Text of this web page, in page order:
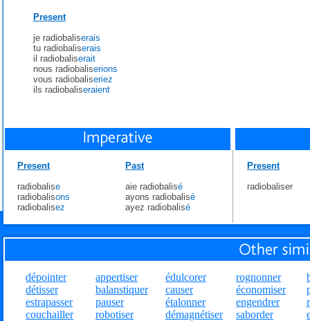
Present
je radiobaliserais
tu radiobaliserais
il radiobaliserait
nous radiobaliserions
vous radiobaliseriez
ils radiobaliseraient
Present
radiobalise
radiobalisons
radiobalisez
Past
aie radiobalisé
ayons radiobalisé
ayez radiobalisé
Present
radiobaliser
dépointer
détisser
estrapasser
couchailler
appertiser
balanstiquer
pauser
robotiser
édulcorer
causer
étalonner
démagnétiser
rognonner
économiser
engendrer
saborder